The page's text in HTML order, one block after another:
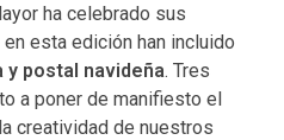
ha celebrado sus
esta edición han incluido
postal navideña. Tres
a poner de manifiesto el
creatividad de nuestros